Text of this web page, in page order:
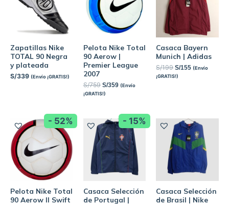
Zapatillas Nike
TOTAL 90 Negra
y plateada
S/339 (Envío ¡GRATIS!)
Pelota Nike Total
90 Aerow |
Premier League
2007
S/759 S/359 (Envío
¡GRATIS!)
Casaca Bayern
Munich | Adidas
S/199 S/155 (Envío
¡GRATIS!)
- 52%
Pelota Nike Total
90 Aerow II Swift
- 15%
Casaca Selección
de Portugal |
Casaca Selección
de Brasil | Nike